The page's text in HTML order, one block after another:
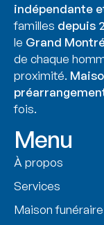
indépendante
familles depuis
le Grand
de chaque
proximité.
fois.
Menu
À propos
Services
Maison funéraire